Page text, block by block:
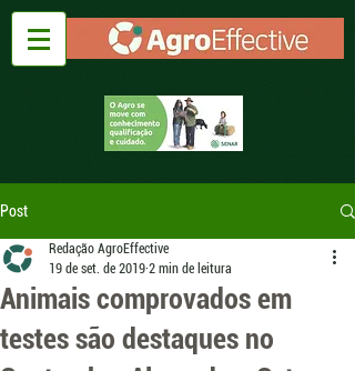
Post
Animais comprovados em
testes são destaques no
Redação AgroEffective
19 de set. de 2019 2 min de leitura